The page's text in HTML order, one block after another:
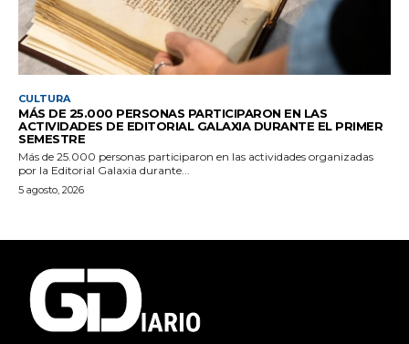
CULTURA
MÁS DE 25.000 PERSONAS PARTICIPARON EN LAS
ACTIVIDADES DE EDITORIAL GALAXIA DURANTE EL PRIMER
SEMESTRE
Más de 25.000 personas participaron en las actividades organizadas
por la Editorial Galaxia durante...
5 agosto, 2026